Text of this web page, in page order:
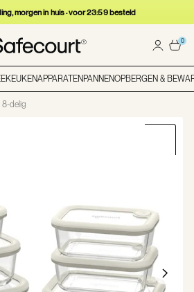
morgen in huis · voor 23:59 besteld
0
KEUKENAPPARATENPANNENOPBERGEN &
delig